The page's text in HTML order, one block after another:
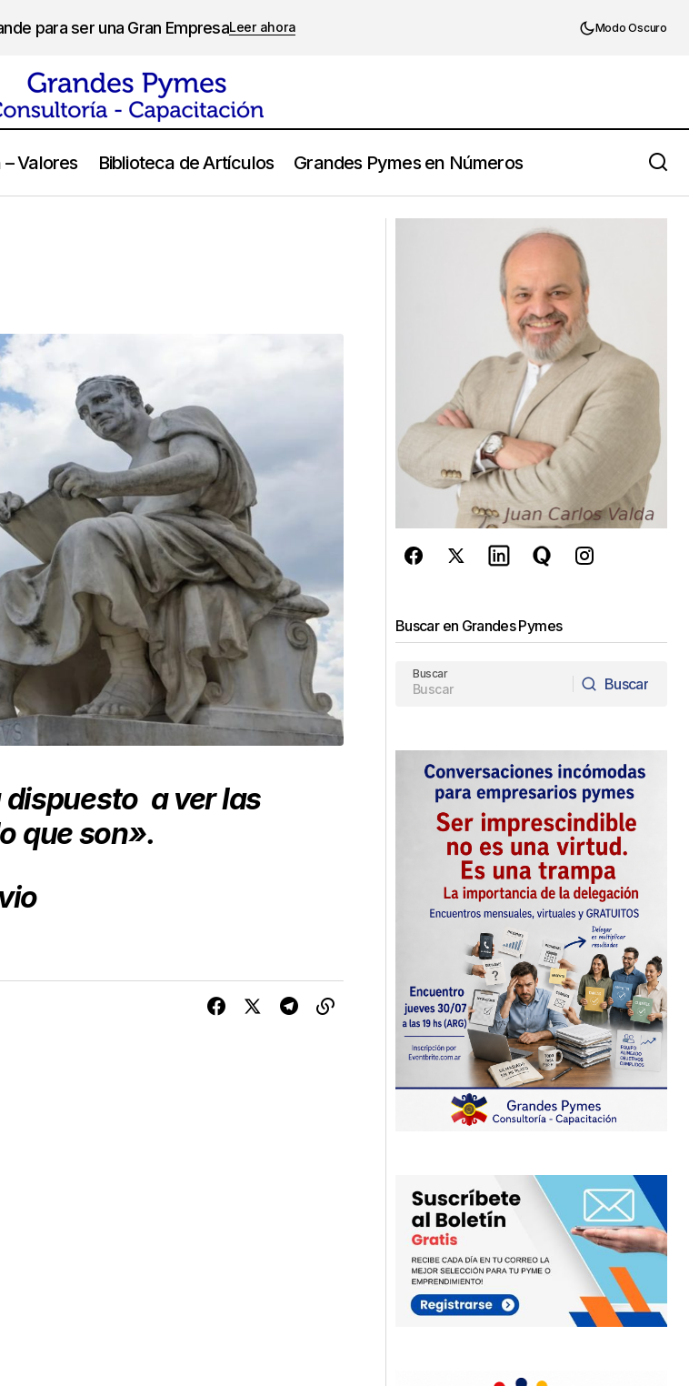
para ser una Gran EmpresaLeer ahora Modo Oscuro
– Valores Biblioteca de Artículos Grandes Pymes en Números
La conversación es la clave del
engagement positivo
dispuesto a ver las
que son».
Buscar en Grandes Pymes
Buscar
Buscar